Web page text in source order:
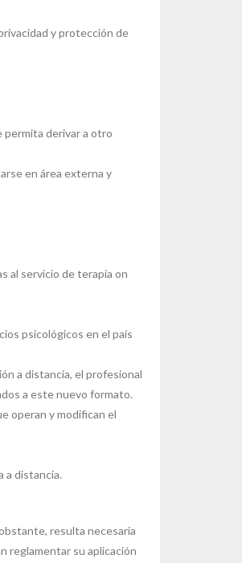
y protección de
permita derivar a otro
en área externa y
al servicio de terapia on
psicológicos en el país
a distancia, el profesional
a este nuevo formato.
operan y modifican el
a distancia.
resulta necesaria
reglamentar su aplicación